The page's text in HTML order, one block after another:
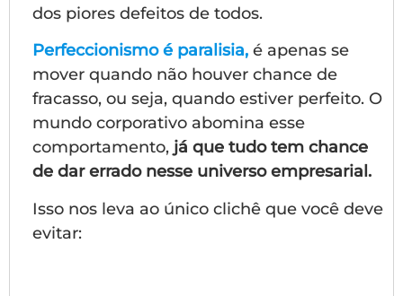
dos piores defeitos de todos.
Perfeccionismo é paralisia, é apenas se
mover quando não houver chance de
fracasso, ou seja, quando estiver perfeito. O
mundo corporativo abomina esse
comportamento, já que tudo tem chance
de dar errado nesse universo empresarial.
Isso nos leva ao único clichê que você deve
evitar: